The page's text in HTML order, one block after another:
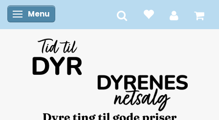
Skifte navigation
Menu